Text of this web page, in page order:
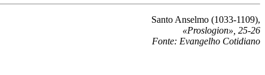
Santo Anselmo (1033-1109),
«Proslogion», 25-26
Fonte: Evangelho Cotidiano